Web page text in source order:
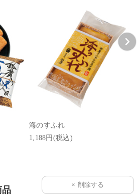
海のすふれ
1,188円(税込)
品